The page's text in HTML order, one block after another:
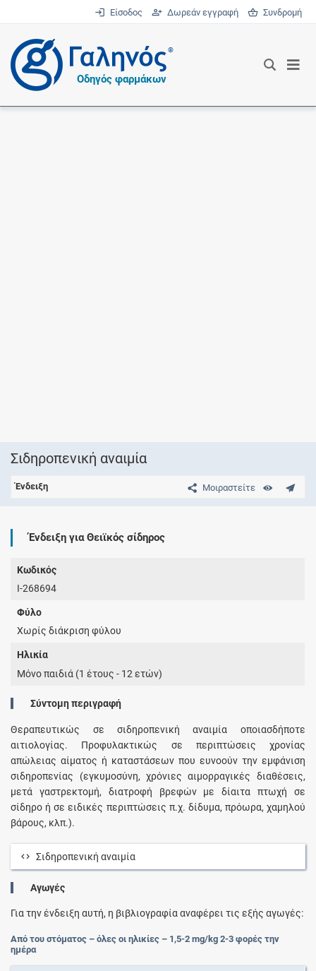
Είσοδος Δωρεάν εγγραφή Συνδρομή
®
Οδηγός φαρμάκων
Σιδηροπενική αναιμία
Μοιραστείτε
Ένδειξη
Ένδειξη για Θειϊκός σίδηρος
Κωδικός
I-268694
Φύλο
Χωρίς διάκριση φύλου
Ηλικία
Μόνο παιδιά (1 έτους - 12 ετών)
Σύντομη περιγραφή
Θεραπευτικώς σε σιδηροπενική αναιμία οποιασδήποτε
αιτιολογίας. Προφυλακτικώς σε περιπτώσεις χρονίας
απώλειας αίματος ή καταστάσεων που ευνοούν την εμφάνιση
σιδηροπενίας (εγκυμοσύνη, χρόνιες αιμορραγικές διαθέσεις,
μετά γαστρεκτομή, διατροφή βρεφών με δίαιτα πτωχή σε
σίδηρο ή σε ειδικές περιπτώσεις π.χ. δίδυμα, πρόωρα, χαμηλού
βάρους, κλπ.).
Σιδηροπενική αναιμία
Αγωγές
Για την ένδειξη αυτή, η βιβλιογραφία αναφέρει τις εξής αγωγές:
Από του στόματος – όλες οι ηλικίες – 1,5-2 mg/kg 2-3 φορές την
ημέρα